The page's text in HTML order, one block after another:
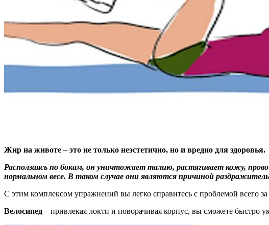
Жир на животе – это не только неэстетично, но и вредно для здоровья.
Расползаясь по бокам, он уничтожает талию, растягивает кожу,
нормальном весе. В таком случае они являются причиной
С этим комплексом упражнений вы легко справитесь с проблемой всего
Велосипед – привлекая локти и поворачивая корпус, вы сможете быстро